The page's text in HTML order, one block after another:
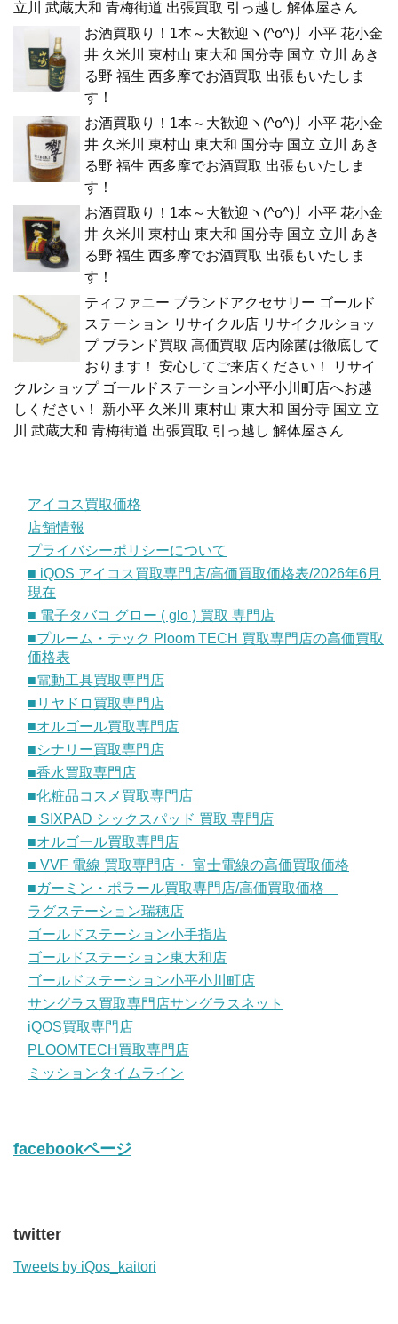
立川 武蔵大和 青梅街道 出張買取 引っ越し 解体屋さん
お酒買取り！1本～大歓迎ヽ(^o^)丿小平 花小金
井 久米川 東村山 東大和 国分寺 国立 立川 あき
る野 福生 西多摩でお酒買取 出張もいたしま
す！
お酒買取り！1本～大歓迎ヽ(^o^)丿小平 花小金
井 久米川 東村山 東大和 国分寺 国立 立川 あき
る野 福生 西多摩でお酒買取 出張もいたしま
す！
お酒買取り！1本～大歓迎ヽ(^o^)丿小平 花小金
井 久米川 東村山 東大和 国分寺 国立 立川 あき
る野 福生 西多摩でお酒買取 出張もいたしま
す！
ティファニー ブランドアクセサリー ゴールド
ステーション リサイクル店 リサイクルショッ
プ ブランド買取 高価買取 店内除菌は徹底して
おります！ 安心してご来店ください！ リサイ
クルショップ ゴールドステーション小平小川町店へお越
しください！ 新小平 久米川 東村山 東大和 国分寺 国立 立
川 武蔵大和 青梅街道 出張買取 引っ越し 解体屋さん
アイコス買取価格
店舗情報
プライバシーポリシーについて
■ iQOS アイコス買取専門店/高価買取価格表/2026年6月
現在
■ 電子タバコ グロー ( glo ) 買取 専門店
■プルーム・テック Ploom TECH 買取専門店の高価買取
価格表
■電動工具買取専門店
■リヤドロ買取専門店
■オルゴール買取専門店
■シナリー買取専門店
■香水買取専門店
■化粧品コスメ買取専門店
■ SIXPAD シックスパッド 買取 専門店
■オルゴール買取専門店
■ VVF 電線 買取専門店・ 富士電線の高価買取価格
■ガーミン・ポラール買取専門店/高価買取価格
ラグステーション瑞穂店
ゴールドステーション小手指店
ゴールドステーション東大和店
ゴールドステーション小平小川町店
サングラス買取専門店サングラスネット
iQOS買取専門店
PLOOMTECH買取専門店
ミッションタイムライン
facebookページ
twitter
Tweets by iQos_kaitori